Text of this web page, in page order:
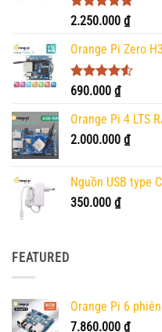
Được xếp
5 sao
2.250.000 ₫
Orange Pi Zero
Được xếp
4.50
5 sao
690.000 ₫
Orange Pi 4 LTS
2.000.000 ₫
Nguồn USB type
350.000 ₫
FEATURED
Orange Pi 6
7.860.000 ₫